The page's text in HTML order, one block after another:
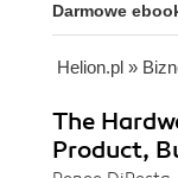
Darmowe
Helion.pl »
The
Product,